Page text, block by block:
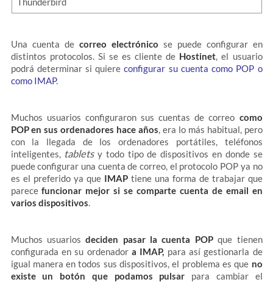
Una cuenta de correo electrónico se puede configurar en
distintos protocolos. Si se es cliente de Hostinet, el usuario
podrá determinar si quiereconfigurar su cuenta como POP o
como IMAP.
Muchos usuarios configuraron sus cuentas de correo como
POP en sus ordenadores hace años, era lo más habitual, pero
con la llegada de los ordenadores portátiles, teléfonos
inteligentes, tabletsy todo tipo de dispositivos en donde se
puede configurar una cuenta de correo, el protocolo POP ya no
es el preferido ya que IMAPtiene una forma de trabajar que
parecefuncionar mejor si se comparte cuenta de email en
varios dispositivos.
Muchos usuarios deciden pasar la cuenta POPque tienen
configurada en su ordenador a IMAP, para así gestionarla de
igual manera en todos sus dispositivos, el problema es que no
existe un botón que podamos pulsar para cambiar el